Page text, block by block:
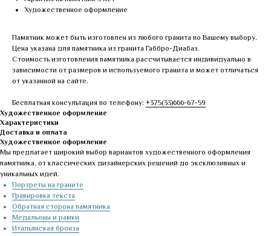
Художественное оформление
Памятник может быть изготовлен из любого гранита по Вашему выбору.
Цена указана для памятника из гранита Габбро-Диабаз.
Стоимость изготовления памятника рассчитывается индивидуально в
зависимости от размеров и используемого гранита и может отличаться
от указанной на сайте.
Бесплатная консультация по телефону: +375(33)666-67-59
Художественное оформление
Характеристики
Доставка и оплата
Художественное оформление
Мы предлагает широкий выбор вариантов художественного оформления
памятника, от классических дизайнерских решений до эксклюзивных и
уникальных идей.
Портреты на граните
Гравировка текста
Обратная сторона памятника
Медальоны и рамки
Итальянская бронза